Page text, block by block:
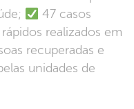
47 casos
realizados em
recuperadas e
unidades de